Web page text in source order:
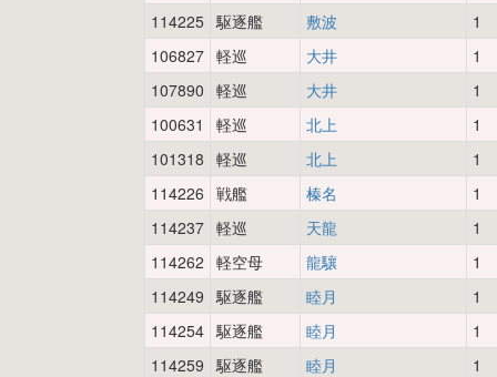
114225 駆逐艦 敷波
1
106827 軽巡 大井
1
107890 軽巡 大井
1
100631
軽巡 北上
1
101318 軽巡 北上
1
114226 戦艦 榛名
1
114237 軽巡 天龍
1
114262 軽空母 龍驤
1
114249 駆逐艦 睦月
1
114254 駆逐艦 睦月
1
114259 駆逐艦 睦月
1